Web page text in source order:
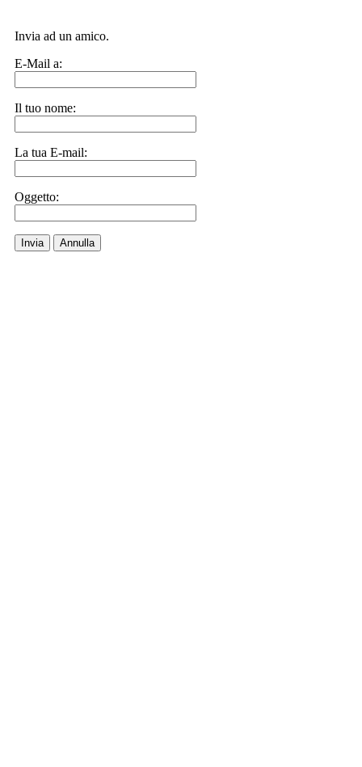
Invia ad un amico.
E-Mail a:
Il tuo nome:
La tua E-mail:
Oggetto:
Invia Annulla